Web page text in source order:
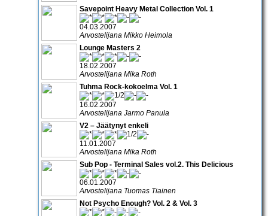
Savepoint Heavy Metal Collection Vol. 1
04.03.2007
Arvostelijana Mikko Heimola
Lounge Masters 2
18.02.2007
Arvostelijana Mika Roth
Tuhma Rock-kokoelma Vol. 1
16.02.2007
Arvostelijana Jarmo Panula
V2 – Jäätynyt enkeli
11.01.2007
Arvostelijana Mika Roth
Sub Pop - Terminal Sales vol.2. This Delicious
06.01.2007
Arvostelijana Tuomas Tiainen
Not Psycho Enough? Vol. 2 & Vol. 3